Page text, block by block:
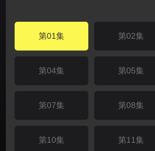
第01集 第02集
第04集 第05集
第07集 第08集
第10集 第11集